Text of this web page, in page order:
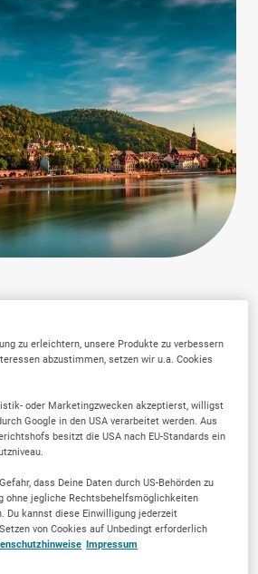
SELLWERK
zu erleichtern, unsere Produkte zu verbessern
abzustimmen, setzen wir u.a. Cookies
oder Marketingzwecken akzeptierst, willigst
Google in den USA verarbeitet werden. Aus
besitzt die USA nach EU-Standards ein
dass Deine Daten durch US-Behörden zu
ohne jegliche Rechtsbehelfsmöglichkeiten
Du kannst diese Einwilligung jederzeit
von Cookies auf Unbedingt erforderlich
Impressum